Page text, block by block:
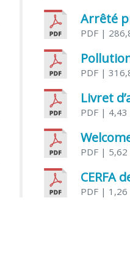
PDF |
PDF |
Livret
PDF | 4,43
PDF | 5,62
PDF | 1,26